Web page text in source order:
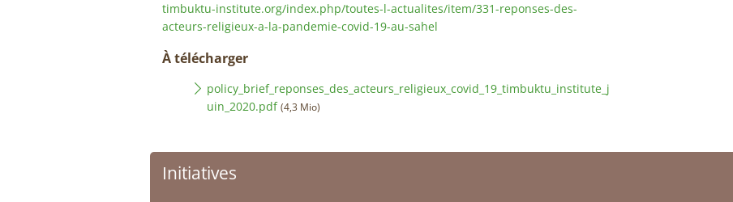
timbuktu-institute.org/index.php/toutes-l-actualites/item/331-reponses-des-
acteurs-religieux-a-la-pandemie-covid-19-au-sahel
À télécharger
policy_brief_reponses_des_acteurs_religieux_covid_19_timbuktu_institute_j
uin_2020.pdf (4,3 Mio)
Initiatives